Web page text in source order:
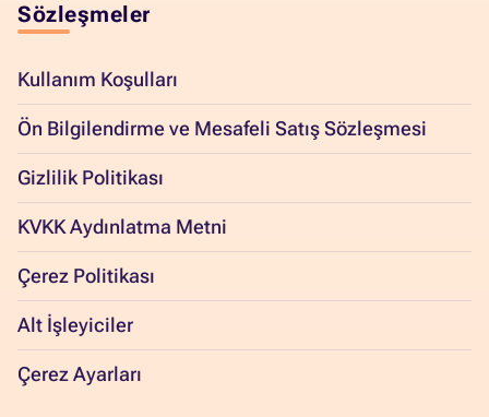
Sözleşmeler
Kullanım Koşulları
Ön Bilgilendirme ve Mesafeli Satış Sözleşmesi
Gizlilik Politikası
KVKK Aydınlatma Metni
Çerez Politikası
Alt İşleyiciler
Çerez Ayarları